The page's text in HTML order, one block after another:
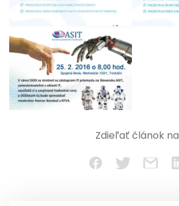
Zdieľať článok na